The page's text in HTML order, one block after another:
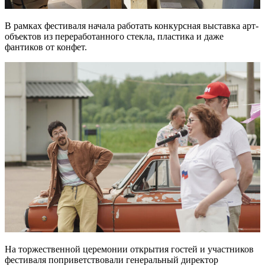
В рамках фестиваля начала работать конкурсная выставка арт-
объектов из переработанного стекла, пластика и даже
фантиков от конфет.
На торжественной церемонии открытия гостей и участников
фестиваля поприветствовали генеральный директор